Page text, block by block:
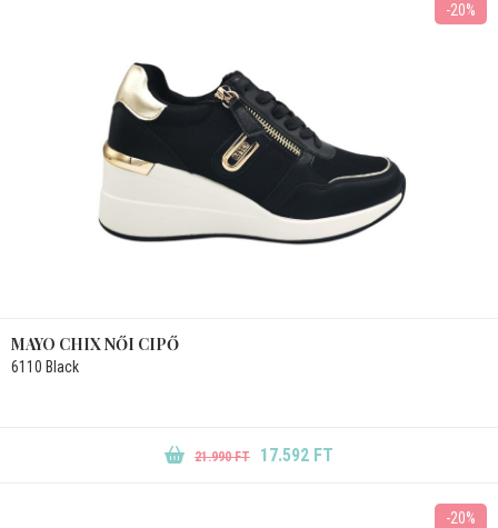
-20%
MAYO CHIX NŐI CIPŐ
6110 Black
21.990 FT 17.592 FT
-20%